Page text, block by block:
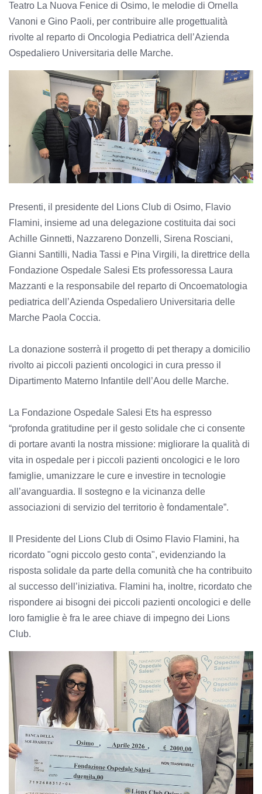
Teatro La Nuova Fenice di Osimo, le melodie di Ornella
Vanoni e Gino Paoli, per contribuire alle progettualità
rivolte al reparto di Oncologia Pediatrica dell’Azienda
Ospedaliero Universitaria delle Marche.
Presenti, il presidente del Lions Club di Osimo, Flavio
Flamini, insieme ad una delegazione costituita dai soci
Achille Ginnetti, Nazzareno Donzelli, Sirena Rosciani,
Gianni Santilli, Nadia Tassi e Pina Virgili, la direttrice della
Fondazione Ospedale Salesi Ets professoressa Laura
Mazzanti e la responsabile del reparto di Oncoematologia
pediatrica dell’Azienda Ospedaliero Universitaria delle
Marche Paola Coccia.
La donazione sosterrà il progetto di pet therapy a domicilio
rivolto ai piccoli pazienti oncologici in cura presso il
Dipartimento Materno Infantile dell’Aou delle Marche.
La Fondazione Ospedale Salesi Ets ha espresso
“profonda gratitudine per il gesto solidale che ci consente
di portare avanti la nostra missione: migliorare la qualità di
vita in ospedale per i piccoli pazienti oncologici e le loro
famiglie, umanizzare le cure e investire in tecnologie
all’avanguardia. Il sostegno e la vicinanza delle
associazioni di servizio del territorio è fondamentale”.
Il Presidente del Lions Club di Osimo Flavio Flamini, ha
ricordato "ogni piccolo gesto conta", evidenziando la
risposta solidale da parte della comunità che ha contribuito
al successo dell’iniziativa. Flamini ha, inoltre, ricordato che
rispondere ai bisogni dei piccoli pazienti oncologici e delle
loro famiglie è fra le aree chiave di impegno dei Lions
Club.